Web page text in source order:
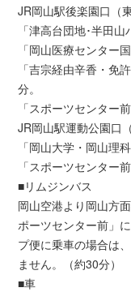
JR岡山駅後楽園口（
「津高台団地･半田山
「岡山医療センター
「吉宗経由辛香・免
分。
「スポーツセンター
JR岡山駅運動公園口
「岡山大学・岡山理
「スポーツセンター
■リムジンバス
岡山空港より岡山方
ポーツセンター前」
プ便に乗車の場合は
ません。（約30分）
■車